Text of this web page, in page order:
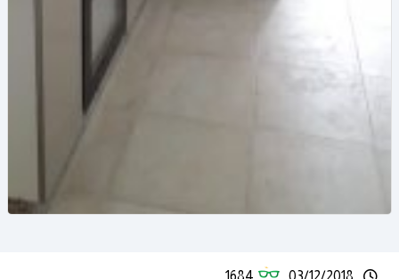
03/12/2018
1684